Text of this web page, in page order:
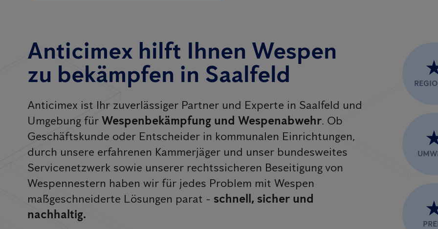
Anticimex hilft Ihnen Wespen
zu bekämpfen in Saalfeld
Anticimex ist Ihr zuverlässiger Partner und Experte in Saalfeld und
Umgebung für Wespenbekämpfung und Wespenabwehr. Ob
Geschäftskunde oder Entscheider in kommunalen Einrichtungen,
durch unsere erfahrenen Kammerjäger und unser bundesweites
Servicenetzwerk sowie unserer rechtssicheren Beseitigung von
Wespennestern haben wir für jedes Problem mit Wespen
maßgeschneiderte Lösungen parat - schnell, sicher und
nachhaltig.